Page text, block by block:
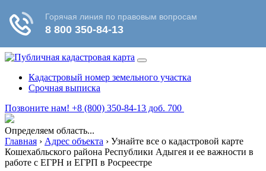
Кадастровый номер земельного участка
Срочная выписка
Позвоните нам! +8 (800) 350-84-13 доб. 700
Определяем область...
Главная › Адрес объекта › Узнайте все о кадастровой карте
Кошехабльского района Республики Адыгея и ее важности в
работе с ЕГРН и ЕГРП в Росреестре